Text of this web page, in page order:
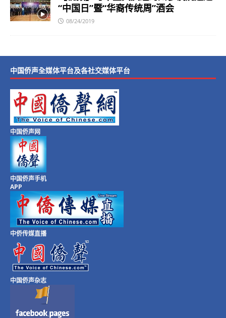
“中国日”暨“华裔传统周”酒会
08/24/2019
中国侨声全媒体平台及各社交媒体平台
中国侨声网
中国侨声手机
APP
中侨传媒直播
中国侨声杂志